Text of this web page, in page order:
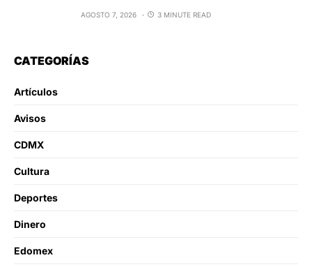
AGOSTO 7, 2026 3 MINUTE READ
CATEGORÍAS
Artículos
Avisos
CDMX
Cultura
Deportes
Dinero
Edomex